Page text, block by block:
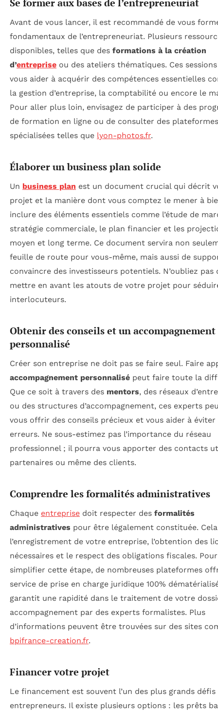
Avant de vous lancer, il est recommandé de vous
fondamentaux de l’entrepreneuriat. Plusieurs
disponibles, telles que des formations à la création
d’entreprise ou des ateliers thématiques. Ces
vous aider à acquérir des compétences essentielles
la gestion d’entreprise, la comptabilité ou encore le
Pour aller plus loin, envisagez de participer à des
de formation en ligne ou de consulter des plateformes
spécialisées telles que lyon-photos.fr.
Élaborer un business plan solide
Un business plan est un document crucial qui décrit
projet et la manière dont vous comptez le mener à
inclure des éléments essentiels comme l’étude de
stratégie commerciale, le plan financier et les
moyen et long terme. Ce document servira non
feuille de route pour vous-même, mais aussi de
convaincre des investisseurs potentiels. N’oubliez pas
mettre en avant les atouts de votre projet pour
interlocuteurs.
Obtenir des conseils et un accompagnement
personnalisé
Créer son entreprise ne doit pas se faire seul. Faire
accompagnement personnalisé peut faire toute la
Que ce soit à travers des mentors, des réseaux
ou des structures d’accompagnement, ces experts
vous offrir des conseils précieux et vous aider à éviter
erreurs. Ne sous-estimez pas l’importance du réseau
professionnel ; il pourra vous apporter des contacts
partenaires ou même des clients.
Comprendre les formalités administratives
Chaque entreprise doit respecter des formalités
administratives pour être légalement constituée.
l’enregistrement de votre entreprise, l’obtention des
nécessaires et le respect des obligations fiscales. Pour
simplifier cette étape, de nombreuses plateformes
service de prise en charge juridique 100%
garantit une rapidité dans le traitement de votre
accompagnement par des experts formalistes. Plus
d’informations peuvent être trouvées sur des sites
bpifrance-creation.fr.
Financer votre projet
Le financement est souvent l’un des plus grands
entrepreneurs. Il existe plusieurs options : les prêts